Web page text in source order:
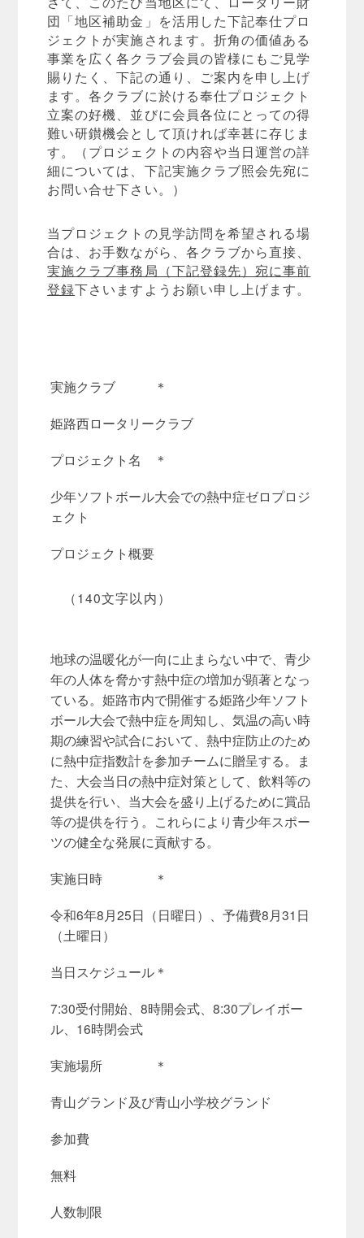
団「地区補助金」を活用した下記奉仕プロ
ジェクトが実施されます。折角の価値ある
事業を広く各クラブ会員の皆様にもご見学
賜りたく、下記の通り、ご案内を申し上げ
ます。各クラブに於ける奉仕プロジェクト
立案の好機、並びに会員各位にとっての得
難い研鑚機会として頂ければ幸甚に存じま
す。（プロジェクトの内容や当日運営の詳
細については、下記実施クラブ照会先宛に
お問い合せ下さい。）
当プロジェクトの見学訪問を希望される場
合は、お手数ながら、各クラブから直接、
実施クラブ事務局（下記登録先）宛に事前
登録下さいますようお願い申し上げます。
実施クラブ ＊
姫路西ロータリークラブ
プロジェクト名 ＊
少年ソフトボール大会での熱中症ゼロプロジ
ェクト
プロジェクト概要
（140文字以内）
地球の温暖化が一向に止まらない中で、青少
年の人体を脅かす熱中症の増加が顕著となっ
ている。姫路市内で開催する姫路少年ソフト
ボール大会で熱中症を周知し、気温の高い時
期の練習や試合において、熱中症防止のため
に熱中症指数計を参加チームに贈呈する。ま
た、大会当日の熱中症対策として、飲料等の
提供を行い、当大会を盛り上げるために賞品
等の提供を行う。これらにより青少年スポー
ツの健全な発展に貢献する。
実施日時 ＊
令和6年8月25日（日曜日）、予備費8月31日
（土曜日）
当日スケジュール＊
7:30受付開始、8時開会式、8:30プレイボー
ル、16時閉会式
実施場所 ＊
青山グランド及び青山小学校グランド
参加費
無料
人数制限